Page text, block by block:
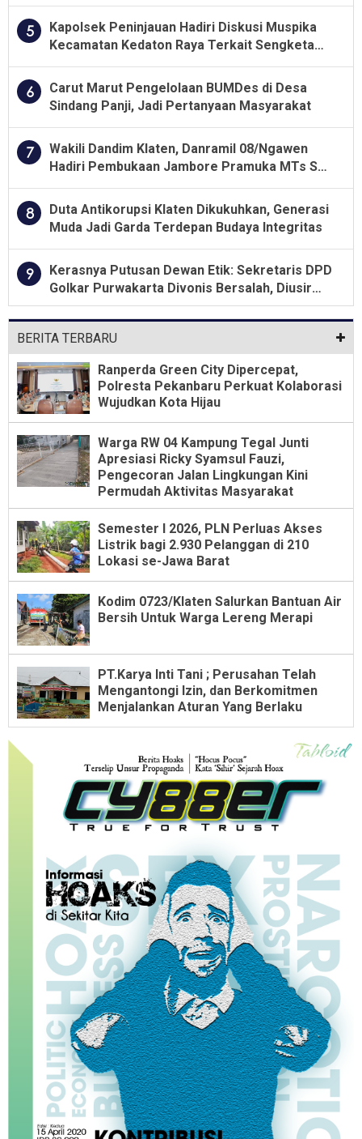
5
Kapolsek Peninjauan Hadiri Diskusi Muspika
Kecamatan Kedaton Raya Terkait Sengketa
Lahan Kelompok Tani Dengan PT. GNS
6
Carut Marut Pengelolaan BUMDes di Desa
Sindang Panji, Jadi Pertanyaan Masyarakat
7
Wakili Dandim Klaten, Danramil 08/Ngawen
Hadiri Pembukaan Jambore Pramuka MTs Se-
Jawa Tengah 2026
8
Duta Antikorupsi Klaten Dikukuhkan, Generasi
Muda Jadi Garda Terdepan Budaya Integritas
9
Kerasnya Putusan Dewan Etik: Sekretaris DPD
Golkar Purwakarta Divonis Bersalah, Diusir
Dari Jabatan Selama Empat Tahun
BERITA TERBARU
Ranperda Green City Dipercepat,
Polresta Pekanbaru Perkuat Kolaborasi
Wujudkan Kota Hijau
Warga RW 04 Kampung Tegal Junti
Apresiasi Ricky Syamsul Fauzi,
Pengecoran Jalan Lingkungan Kini
Permudah Aktivitas Masyarakat
Semester I 2026, PLN Perluas Akses
Listrik bagi 2.930 Pelanggan di 210
Lokasi se-Jawa Barat
Kodim 0723/Klaten Salurkan Bantuan Air
Bersih Untuk Warga Lereng Merapi
PT.Karya Inti Tani ; Perusahan Telah
Mengantongi Izin, dan Berkomitmen
Menjalankan Aturan Yang Berlaku